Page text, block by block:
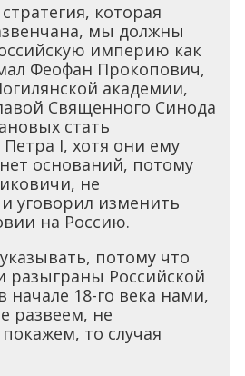
которая
мы должны
империю как
Феофан Прокопович,
академии,
Священного Синода
стать
I, хотя они ему
оснований, потому
не
уговорил изменить
на Россию.
потому что
Российской
18-го века нами,
развеем, не
то случая